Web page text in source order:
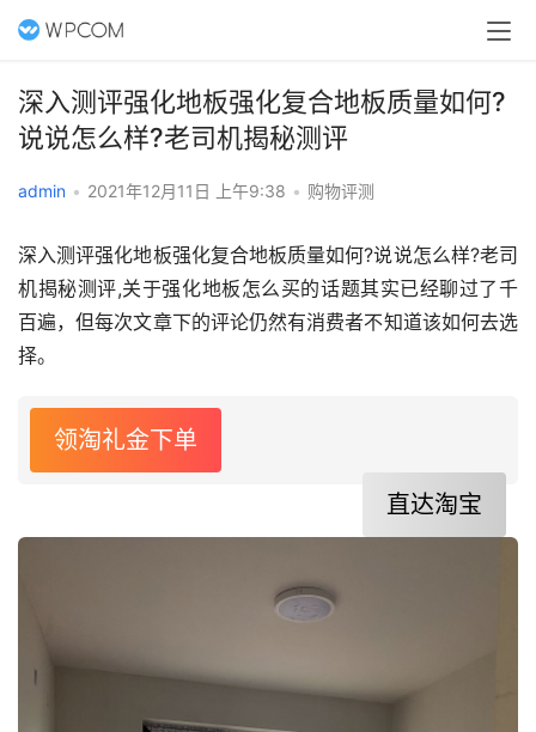
深入测评强化地板强化复合地板质量如何?
说说怎么样?老司机揭秘测评
admin • 2021年12月11日 上午9:38 • 购物评测
深入测评强化地板强化复合地板质量如何?说说怎么样?老司
机揭秘测评,关于强化地板怎么买的话题其实已经聊过了千
百遍，但每次文章下的评论仍然有消费者不知道该如何去选
择。
领淘礼金下单
直达淘宝